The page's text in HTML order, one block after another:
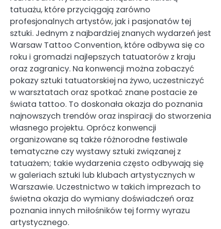
tatuażu, które przyciągają zarówno
profesjonalnych artystów, jak i pasjonatów tej
sztuki. Jednym z najbardziej znanych wydarzeń jest
Warsaw Tattoo Convention, które odbywa się co
roku i gromadzi najlepszych tatuatorów z kraju
oraz zagranicy. Na konwencji można zobaczyć
pokazy sztuki tatuatorskiej na żywo, uczestniczyć
w warsztatach oraz spotkać znane postacie ze
świata tattoo. To doskonała okazja do poznania
najnowszych trendów oraz inspiracji do stworzenia
własnego projektu. Oprócz konwencji
organizowane są także różnorodne festiwale
tematyczne czy wystawy sztuki związanej z
tatuażem; takie wydarzenia często odbywają się
w galeriach sztuki lub klubach artystycznych w
Warszawie. Uczestnictwo w takich imprezach to
świetna okazja do wymiany doświadczeń oraz
poznania innych miłośników tej formy wyrazu
artystycznego.